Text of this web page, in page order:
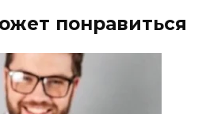
понравиться